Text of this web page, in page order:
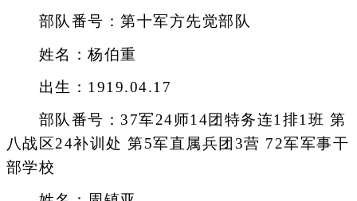
部队番号：第十军方先觉部队
姓名：杨伯重
出生：1919.04.17
部队番号：37军24师14团特务连1排1班 第
八战区24补训处 第5军直属兵团3营 72军军事干
部学校